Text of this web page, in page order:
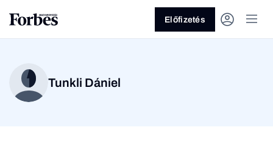
Előfizetés
Tunkli Dániel